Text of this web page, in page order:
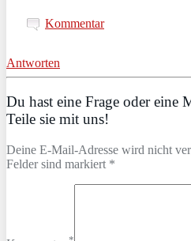
Kommentar
Antworten
Du hast eine Frage oder eine
Teile sie mit uns!
Deine E-Mail-Adresse wird nicht
Felder sind markiert *